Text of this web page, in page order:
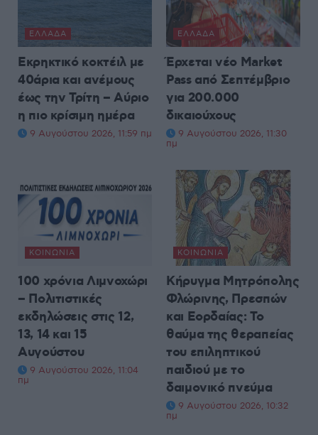
ΕΛΛΆΔΑ
Εκρηκτικό κοκτέιλ με
40άρια και ανέμους
έως την Τρίτη – Αύριο
η πιο κρίσιμη ημέρα
9 Αυγούστου 2026, 11:59 πμ
ΕΛΛΆΔΑ
Έρχεται νέο Market
Pass από Σεπτέμβριο
για 200.000
δικαιούχους
9 Αυγούστου 2026, 11:30
πμ
ΚΟΙΝΩΝΊΑ
100 χρόνια Λιμνοχώρι
– Πολιτιστικές
εκδηλώσεις στις 12,
13, 14 και 15
Αυγούστου
9 Αυγούστου 2026, 11:04
πμ
ΚΟΙΝΩΝΊΑ
Κήρυγμα Μητρόπολης
Φλώρινης, Πρεσπών
και Εορδαίας: Το
θαύμα της θεραπείας
του επιληπτικού
παιδιού με το
δαιμονικό πνεύμα
9 Αυγούστου 2026, 10:32
πμ